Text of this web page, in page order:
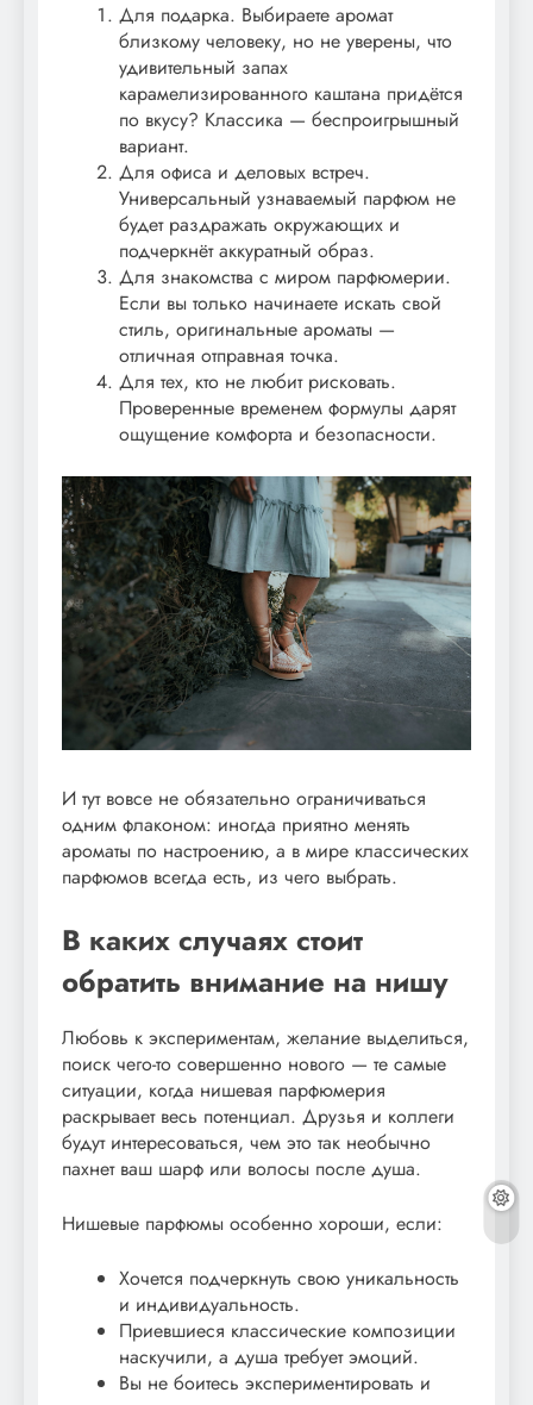
Для подарка. Выбираете аромат
близкому человеку, но не уверены, что
удивительный запах
карамелизированного каштана придётся
по вкусу? Классика — беспроигрышный
вариант.
Для офиса и деловых встреч.
Универсальный узнаваемый парфюм не
будет раздражать окружающих и
подчеркнёт аккуратный образ.
Для знакомства с миром парфюмерии.
Если вы только начинаете искать свой
стиль, оригинальные ароматы —
отличная отправная точка.
Для тех, кто не любит рисковать.
Проверенные временем формулы дарят
ощущение комфорта и безопасности.
И тут вовсе не обязательно ограничиваться
одним флаконом: иногда приятно менять
ароматы по настроению, а в мире классических
парфюмов всегда есть, из чего выбрать.
В каких случаях стоит
обратить внимание на нишу
Любовь к экспериментам, желание выделиться,
поиск чего-то совершенно нового — те самые
ситуации, когда нишевая парфюмерия
раскрывает весь потенциал. Друзья и коллеги
будут интересоваться, чем это так необычно
пахнет ваш шарф или волосы после душа.
Нишевые парфюмы особенно хороши, если:
Хочется подчеркнуть свою уникальность
и индивидуальность.
Приевшиеся классические композиции
наскучили, а душа требует эмоций.
Вы не боитесь экспериментировать и